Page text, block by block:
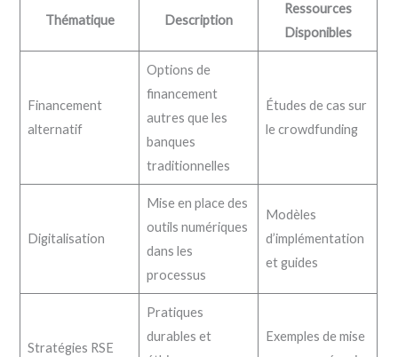
Thématique Description
Ressources
Disponibles
Financement
alternatif
Options de
financement
autres que les
banques
traditionnelles
Études de cas sur
le crowdfunding
Digitalisation
Mise en place des
outils numériques
dans les
processus
Modèles
d’implémentation
et guides
Stratégies RSE
Pratiques
durables et
Exemples de mise